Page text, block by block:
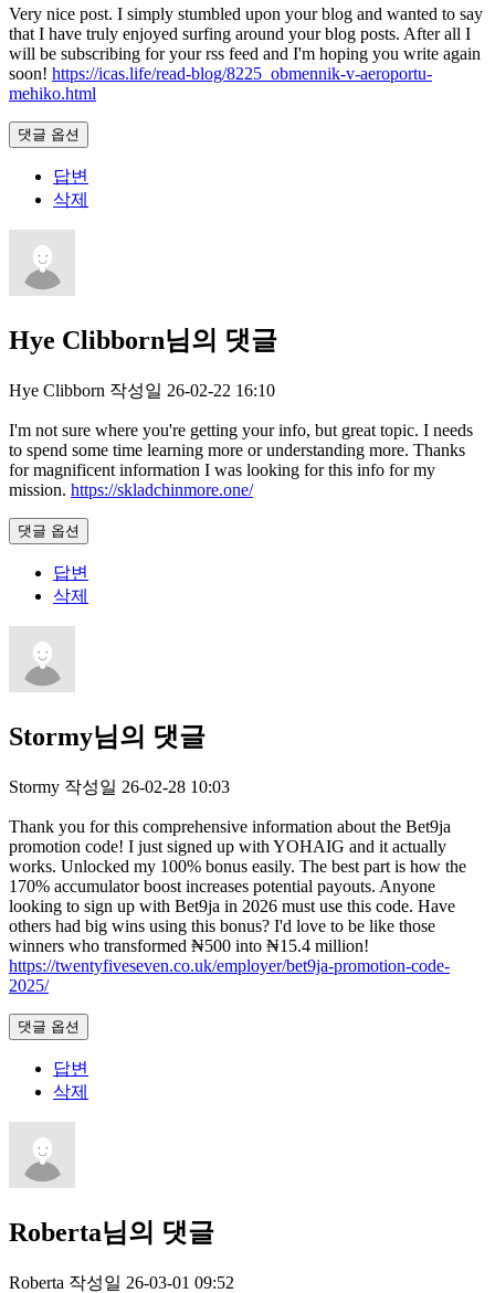
Very nice post. I simply stumbled upon your blog and wanted to say
that I have truly enjoyed surfing around your blog posts. After all I
will be subscribing for your rss feed and I'm hoping you write again
soon! https://icas.life/read-blog/8225_obmennik-v-aeroportu-
mehiko.html
댓글 옵션
답변
삭제
Hye Clibborn님의 댓글
Hye Clibborn 작성일 26-02-22 16:10
I'm not sure where you're getting your info, but great topic. I needs
to spend some time learning more or understanding more. Thanks
for magnificent information I was looking for this info for my
mission. https://skladchinmore.one/
댓글 옵션
답변
삭제
Stormy님의 댓글
Stormy 작성일 26-02-28 10:03
Thank you for this comprehensive information about the Bet9ja
promotion code! I just signed up with YOHAIG and it actually
works. Unlocked my 100% bonus easily. The best part is how the
170% accumulator boost increases potential payouts. Anyone
looking to sign up with Bet9ja in 2026 must use this code. Have
others had big wins using this bonus? I'd love to be like those
winners who transformed ₦500 into ₦15.4 million!
https://twentyfiveseven.co.uk/employer/bet9ja-promotion-code-
2025/
댓글 옵션
답변
삭제
Roberta님의 댓글
Roberta 작성일 26-03-01 09:52